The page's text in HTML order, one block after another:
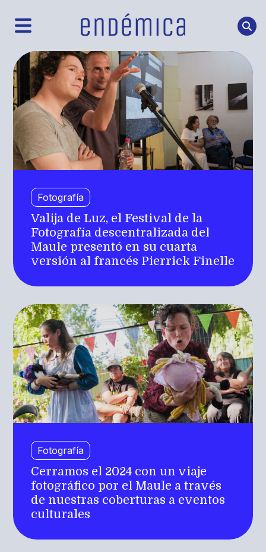
Fotografía
Valija de Luz, el Festival de la
Fotografía descentralizada del
Maule presentó en su cuarta
versión al francés Pierrick Finelle
Fotografía
Cerramos el 2024 con un viaje
fotográfico por el Maule a través
de nuestras coberturas a eventos
culturales